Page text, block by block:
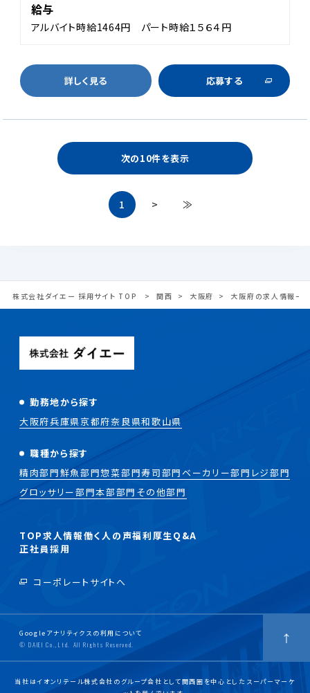
給与
アルバイト時給1464円 パート時給１５６４円
詳しく見る 応募する
次の10件を表示
1 > ≫
株式会社ダイエー 採用サイト TOP 関西 大阪府 大阪府の求人情報一
TOP求人情報働く人の声福利厚生Q&A
正社員採用
コーポレートサイトへ
勤務地から探す
大阪府兵庫県京都府奈良県和歌山県
職種から探す
精肉部門鮮魚部門惣菜部門寿司部門 ベーカリー部門 レジ部門
グロッサリー部門本部部門 その他部門
Googleアナリティクスの利用について
© DAIEI Co.,Ltd. All Rights Reserved.
当社はイオンリテール株式会社のグループ会社として関西圏を中心としたスーパーマーケ